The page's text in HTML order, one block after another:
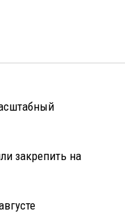
закрепить на